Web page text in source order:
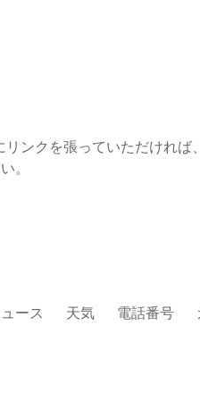
ンクを張っていただければ
。
ース 天気 電話番号